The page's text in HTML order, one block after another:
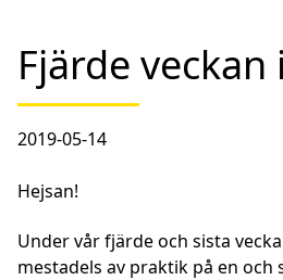
Fjärde
2019-05-14
Hejsan!
Under vår fjärde och sista
mestadels av praktik på en och